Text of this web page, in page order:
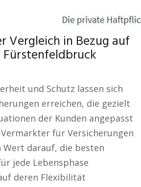
Vergleich in Bezug auf
und Schutz lassen sich
erreichen, die gezielt
der Kunden angepasst
für Versicherungen
Wert darauf, die besten
jede Lebensphase
deren Flexibilität